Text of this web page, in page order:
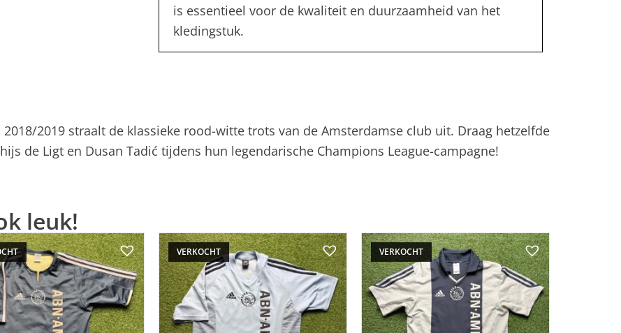
is essentieel voor de kwaliteit en duurzaamheid van het
kledingstuk.
2019 straalt de klassieke rood-witte trots van de Amsterdamse club uit. Draag hetzelfde
de Ligt en Dusan Tadić tijdens hun legendarische Champions League-campagne!
leuk!
VERKOCHT VERKOCHT